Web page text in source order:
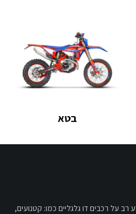
בטא
על רכבים דו גלגליים כמו: קטנועים,